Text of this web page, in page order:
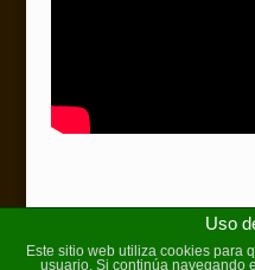
Uso
Este sitio web utiliza cookies para
usuario. Si continúa navegando